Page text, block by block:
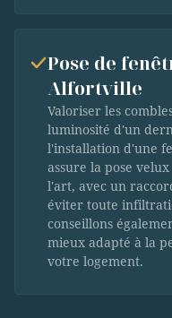
Pose de
Alfortville
Valoriser les
luminosité d'un
l'installation d'une
assure la pose
l'art, avec un
éviter toute
conseillons
mieux adapté à la
votre logement.